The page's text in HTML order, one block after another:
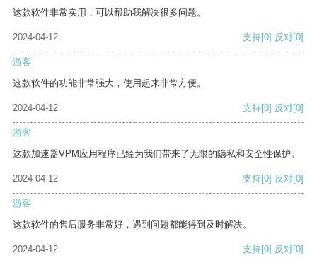
这款软件非常实用，可以帮助我解决很多问题。
2024-04-12 支持[0] 反对[0]
游客
这款软件的功能非常强大，使用起来非常方便。
2024-04-12 支持[0] 反对[0]
游客
这款加速器VPM应用程序已经为我们带来了无限的隐私和安全性保护。
2024-04-12 支持[0] 反对[0]
游客
这款软件的售后服务非常好，遇到问题都能得到及时解决。
2024-04-12 支持[0] 反对[0]